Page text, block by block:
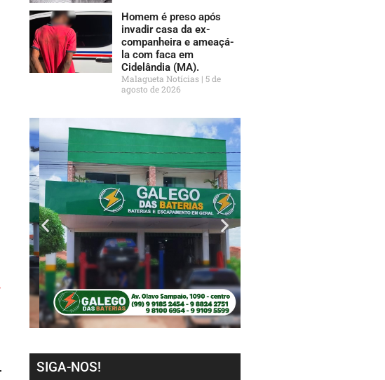
Homem é preso após
invadir casa da ex-
companheira e ameaçá-
la com faca em
Cidelândia (MA).
Malagueta Notícias 5 de
agosto de 2026
SIGA-NOS!